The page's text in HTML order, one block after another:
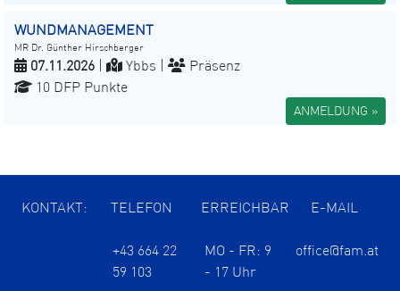
WUNDMANAGEMENT
MR Dr. Günther Hirschberger
07.11.2026 Ybbs |
Präsenz
10 DFP Punkte
ANMELDUNG »
KONTAKT: TELEFON ERREICHBAR E-MAIL
+43 664 22
59 103
MO - FR: 9
- 17 Uhr
office@fam.at